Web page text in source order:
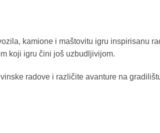
kamione i maštovitu igru inspirisanu
koji igru čini još uzbudljivijom.
radove i različite avanture na